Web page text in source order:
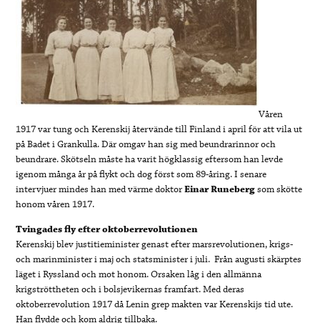
Våren
1917 var tung och Kerenskij återvände till Finland i april för att vila ut
på Badet i Grankulla. Där omgav han sig med beundrarinnor och
beundrare. Skötseln måste ha varit högklassig eftersom han levde
igenom många år på flykt och dog först som 89-åring. I senare
intervjuer mindes han med värme doktorEinar Runebergsom skötte
honom våren 1917.
Tvingades fly efter oktoberrevolutionen
Kerenskij blev justitieminister genast efter marsrevolutionen, krigs-
och marinminister i maj och statsminister i juli. Från augusti skärptes
läget i Ryssland och mot honom. Orsaken låg i den allmänna
krigströttheten och i bolsjevikernas framfart. Med deras
oktoberrevolution 1917 då Lenin grep makten var Kerenskijs tid ute.
Han flydde och kom aldrig tillbaka.